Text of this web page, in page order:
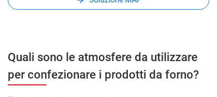
Quali sono le atmosfere da utilizzare
per confezionare i prodotti da forno?